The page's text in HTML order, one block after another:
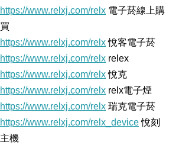
https://www.relxj.com/relx 電子菸線上購
買
https://www.relxj.com/relx悅客電子菸
https://www.relxj.com/relx relex
https://www.relxj.com/relx悅克
https://www.relxj.com/relx relx電子煙
https://www.relxj.com/relx 瑞克電子菸
https://www.relxj.com/relx_device悅刻
主機